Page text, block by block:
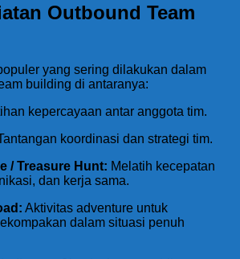
Outbound Team
yang sering dilakukan dalam
building di antaranya:
kepercayaan antar anggota tim.
koordinasi dan strategi tim.
/ Treasure Hunt: Melatih kecepatan
dan kerja sama.
Aktivitas adventure untuk
dalam situasi penuh